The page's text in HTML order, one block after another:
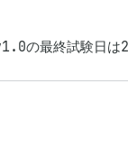
の最終試験日